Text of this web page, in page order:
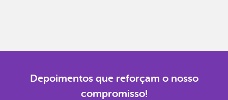
Depoimentos que reforçam o nosso
compromisso!